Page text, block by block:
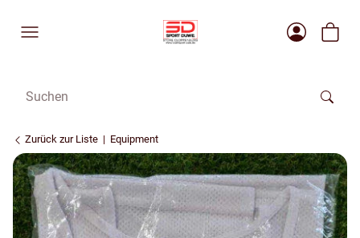
Zurück zur Liste Equipment